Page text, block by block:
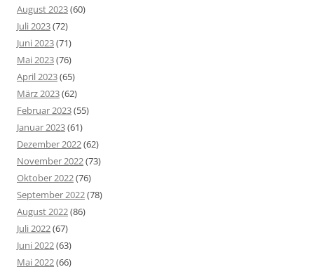
August 2023(60)
Juli 2023(72)
Juni 2023(71)
Mai 2023(76)
April 2023(65)
März 2023(62)
Februar 2023(55)
Januar 2023(61)
Dezember 2022(62)
November 2022(73)
Oktober 2022(76)
September 2022(78)
August 2022(86)
Juli 2022(67)
Juni 2022(63)
Mai 2022(66)